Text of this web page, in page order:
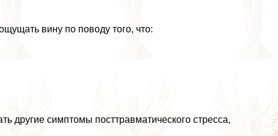
вину по поводу того, что:
другие симптомы посттравматического стресса,